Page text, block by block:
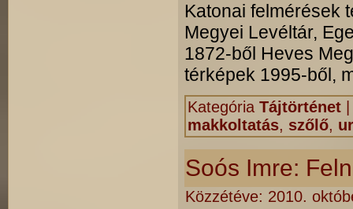
Katonai felmérések
Megyei Levéltár,
1872-ből Heves
térképek 1995-ből,
Kategória Tájtörténet
makkoltatás, szőlő,
Soós Imre:
Közzétéve: 2010.